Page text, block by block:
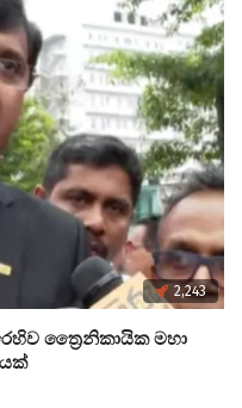
2,243
ත්‍රෛනිකායික මහා